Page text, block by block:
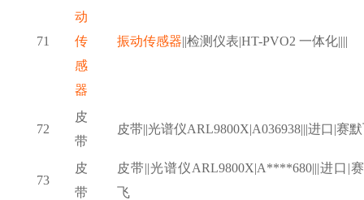
71
动
传
感
器
振动传感器||检测仪表|HT-PVO2 一体化||||
72
皮
带
皮带||光谱仪ARL9800X|A036938|||进口|赛
73
皮
带
皮带||光谱仪ARL9800X|A****680|||进口|
飞